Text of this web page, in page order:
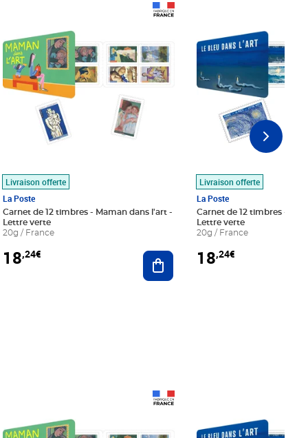
au panier
Livraison offerte
La Poste
Carnet de 12 timbres - Maman dans l'art -
Lettre verte
20g / France
18,24€ Ajouter au panier
Livraison offerte
La Poste
Carnet de 12 timbres - Le
Lettre verte
20g / France
18,24€